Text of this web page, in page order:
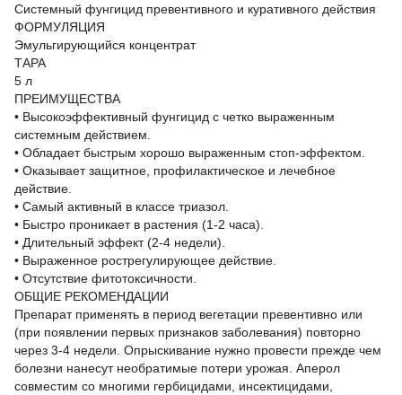
Системный фунгицид превентивного и куративного действия
ФОРМУЛЯЦИЯ
Эмульгирующийся концентрат
ТАРА
5 л
ПРЕИМУЩЕСТВА
• Высокоэффективный фунгицид с четко выраженным
системным действием.
• Обладает быстрым хорошо выраженным стоп-эффектом.
• Оказывает защитное, профилактическое и лечебное
действие.
• Самый активный в классе триазол.
• Быстро проникает в растения (1-2 часа).
• Длительный эффект (2-4 недели).
• Выраженное рострегулирующее действие.
• Отсутствие фитотоксичности.
ОБЩИЕ РЕКОМЕНДАЦИИ
Препарат применять в период вегетации превентивно или
(при появлении первых признаков заболевания) повторно
через 3-4 недели. Опрыскивание нужно провести прежде чем
болезни нанесут необратимые потери урожая. Аперол
совместим со многими гербицидами, инсектицидами,